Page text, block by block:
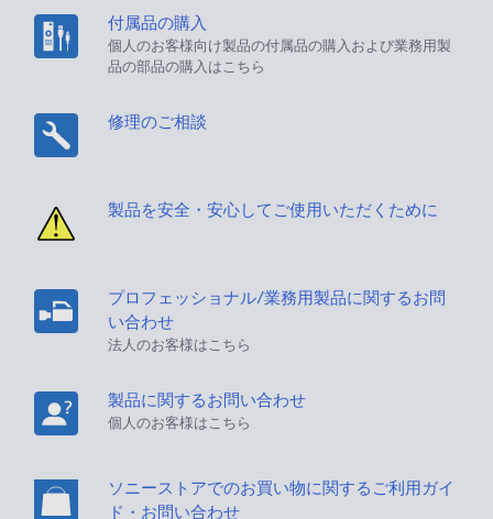
付属品の購入
個人のお客様向け製品の付属品の購入および業務用製
品の部品の購入はこちら
修理のご相談
製品を安全・安心してご使用いただくために
プロフェッショナル/業務用製品に関するお問
い合わせ
法人のお客様はこちら
製品に関するお問い合わせ
個人のお客様はこちら
ソニーストアでのお買い物に関するご利用ガイ
ド・お問い合わせ